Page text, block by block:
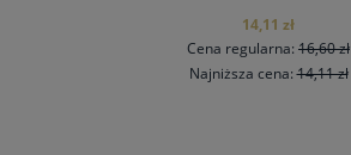
14,11 zł
Cena regularna: 16,60 zł
Najniższa cena:14,11 zł